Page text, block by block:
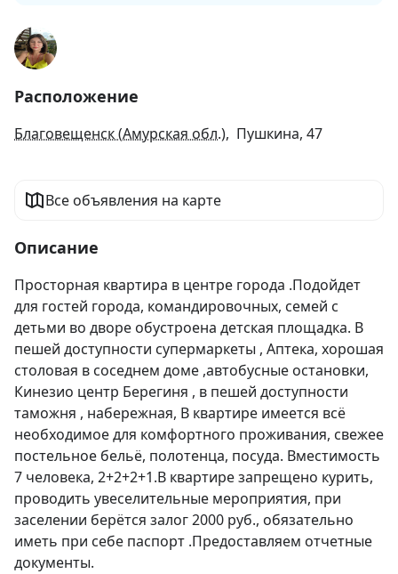
Расположение
Благовещенск (Амурская обл.), Пушкина, 47
Все объявления на карте
Описание
Просторная квартира в центре города .Подойдет
для гостей города, командировочных, семей с
детьми во дворе обустроена детская площадка. В
пешей доступности супермаркеты , Аптека, хорошая
столовая в соседнем доме ,автобусные остановки,
Кинезио центр Берегиня , в пешей доступности
таможня , набережная, В квартире имеется всё
необходимое для комфортного проживания, свежее
постельное бельё, полотенца, посуда. Вместимость
7 человека, 2+2+2+1.В квартире запрещено курить,
проводить увеселительные мероприятия, при
заселении берётся залог 2000 руб., обязательно
иметь при себе паспорт .Предоставляем отчетные
документы.